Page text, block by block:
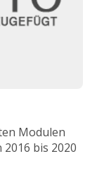
Modulen
bis 2020